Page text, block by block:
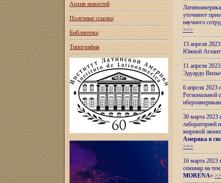
Архив новостей
Полезные ссылки
Библиотека
Типография
уточняют
научного
>>>
13 апреля
Южной
11 апреля
Эдуардо
6 апреля
Региональной
30 марта 2023
лабораторией
мировой
Америка в
>>>
16 марта 2023
семинар на
MORENA»